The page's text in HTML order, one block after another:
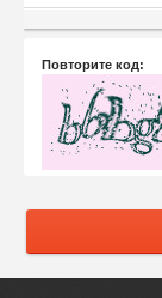
Повторите код: